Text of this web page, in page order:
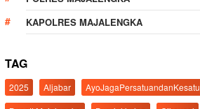
KAPOLRES MAJALENGKA
TAG
2025 Aljabar